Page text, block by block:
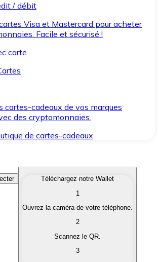
/ débit
Visa et Mastercard pour acheter
Facile et sécurisé !
carte
cartes-cadeaux de vos marques
des cryptomonnaies.
de cartes-cadeaux
Cryptomonnaies
cryptomonnaies qui vous intéressent
vos cryptomonnaies en monnaie
Téléchargez notre Wallet
1
Ouvrez la caméra de votre téléphone.
2
Scannez le QR.
3